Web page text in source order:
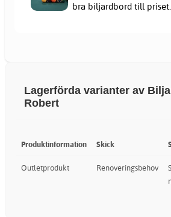
bra biljardbord till priset.
Lagerförda varianter av
Robert
Produktinformation Skick
Outletprodukt Renoveringsbehov